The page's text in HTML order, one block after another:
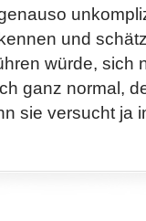
kennen und
würde, sich
ganz normal,
sie versucht ja